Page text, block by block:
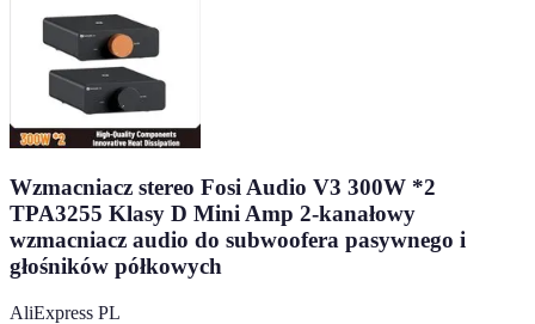
Wzmacniacz stereo Fosi Audio V3 300W *2
TPA3255 Klasy D Mini Amp 2-kanałowy
wzmacniacz audio do subwoofera pasywnego i
głośników półkowych
AliExpress PL